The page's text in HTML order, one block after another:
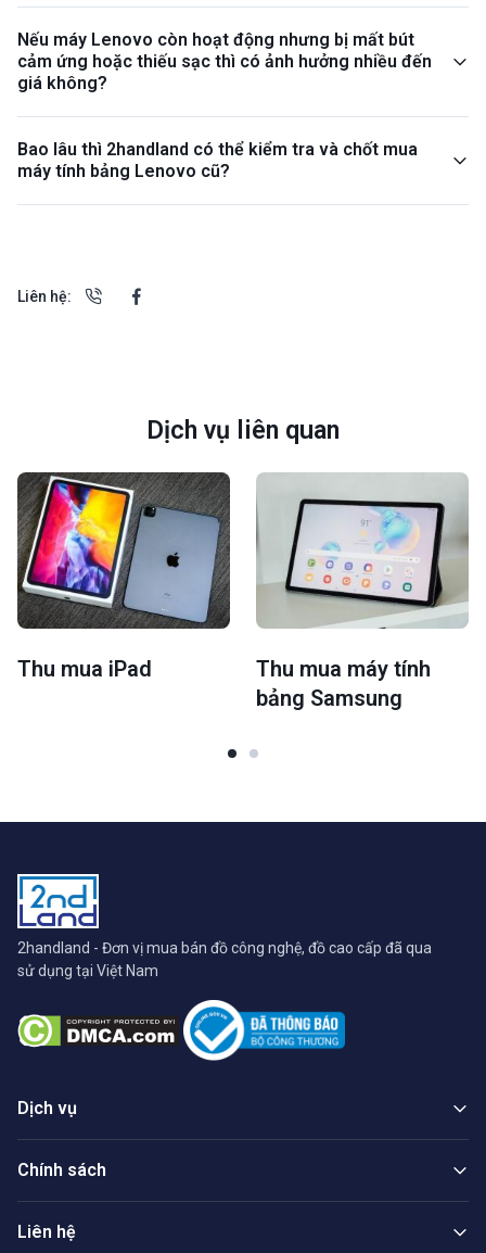
Nếu máy Lenovo còn hoạt động nhưng bị mất bút
cảm ứng hoặc thiếu sạc thì có ảnh hưởng nhiều đến
giá không?
Bao lâu thì 2handland có thể kiểm tra và chốt mua
máy tính bảng Lenovo cũ?
Liên hệ:
Dịch vụ liên quan
Thu mua iPad
Thu mua máy tính
bảng Samsung
2handland - Đơn vị mua bán đồ công nghệ, đồ cao cấp đã qua
sử dụng tại Việt Nam
Dịch vụ
Chính sách
Liên hệ